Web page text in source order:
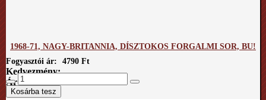
1968-71, NAGY-BRITANNIA, DÍSZTOKOS FORGALMI SOR, BU!
Fogyasztói ár:
4790 Ft
Kedvezmény:
Ár / kg: